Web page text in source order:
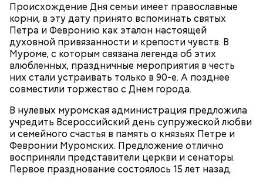
Происхождение Дня семьи имеет православные
корни, в эту дату принято вспоминать святых
Петра и Февронию как эталон настоящей
духовной привязанности и крепости чувств. В
Муроме, с которым связана легенда об этих
влюбленных, праздничные мероприятия в честь
них стали устраивать только в 90-е. А позднее
совместили торжество с Днем города.
В нулевых муромская администрация предложила
учредить Всероссийский день супружеской любви
и семейного счастья в память о князьях Петре и
Февронии Муромских. Предложение отлично
восприняли представители церкви и сенаторы.
Первое празднование состоялось 15 лет назад.
Сутки с лишним